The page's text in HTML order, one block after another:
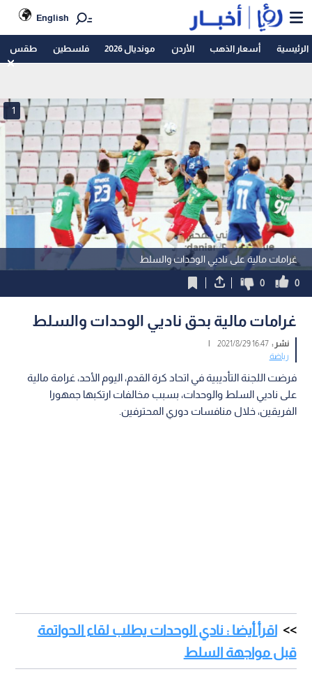
English
الرئيسية أسعار الذهب الأردن مونديال 2026 فلسطين طقس
غرامات مالية على ناديي الوحدات والسلط
1
0
0
غرامات مالية بحق ناديي الوحدات والسلط
نشر :16:47 2021/8/29
|
رياضة
فرضت اللجنة التأديبية في اتحاد كرة القدم، اليوم الأحد، غرامة مالية
على ناديي السلط والوحدات، بسبب مخالفات ارتكبها جمهورا
الفريقين، خلال منافسات دوري المحترفين.
اقرأ أيضا : نادي الوحدات يطلب لقاء الحواتمة
قبل مواجهة السلط